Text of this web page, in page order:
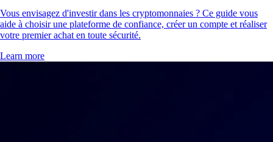
Vous envisagez d'investir dans les cryptomonnaies ? Ce guide vous
aide à choisir une plateforme de confiance, créer un compte et réaliser
votre premier achat en toute sécurité.
Learn more